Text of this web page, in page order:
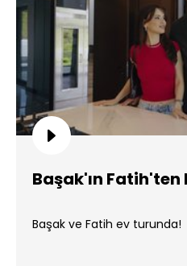
Başak'ın
Başak ve Fatih ev turunda!